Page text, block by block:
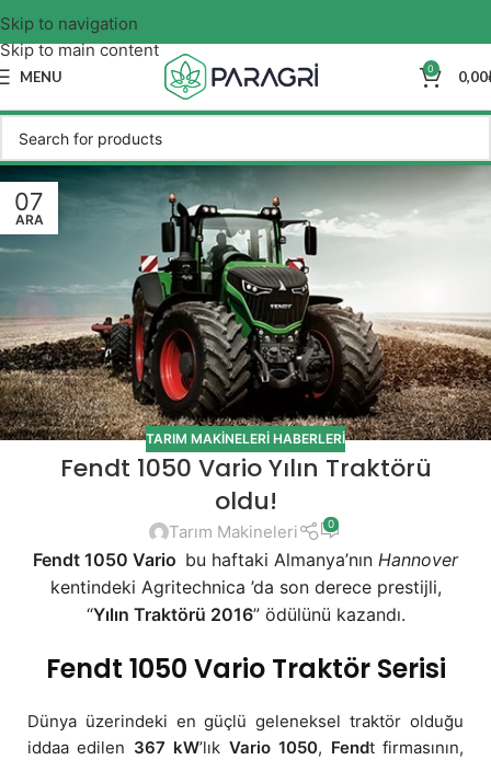
Skip to navigation
Skip to main content
MENU 0 0,00
07
ARA
TARIM MAKINELERI HABERLERI
Fendt 1050 Vario Yılın Traktörü
oldu!
Tarım Makineleri 0
Fendt 1050 Vario bu haftaki Almanya’nın Hannover
kentindeki Agritechnica ’da son derece prestijli,
“Yılın Traktörü 2016” ödülünü kazandı.
Fendt 1050 Vario Traktör Serisi
Dünya üzerindeki en güçlü geleneksel traktör olduğu
iddaa edilen 367 kW’lık Vario 1050, Fendt firmasının,